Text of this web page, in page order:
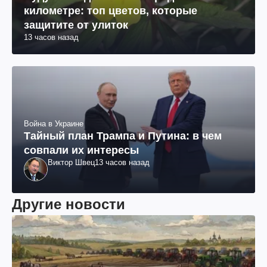
километре: топ цветов, которые
защитите от улиток
13 часов назад
Война в Украине
Тайный план Трампа и Путина: в чем
совпали их интересы
Виктор Швец13 часов назад
Другие новости